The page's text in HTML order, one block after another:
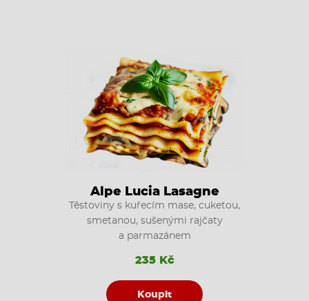
Alpe Lucia Lasagne
Těstoviny s kuřecím mase, cuketou,
smetanou, sušenými rajčaty
a parmazánem
235 Kč
Koupit